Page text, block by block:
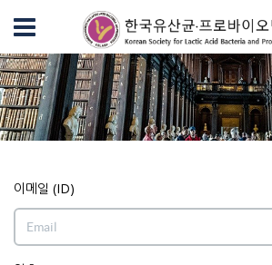
이메일 (ID)